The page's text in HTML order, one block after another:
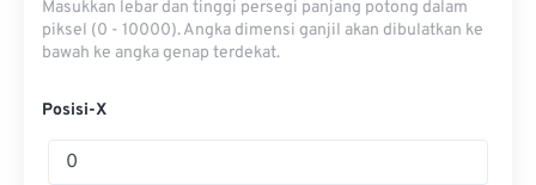
Masukkan lebar dan tinggi persegi panjang potong dalam
piksel (0 - 10000). Angka dimensi ganjil akan dibulatkan ke
bawah ke angka genap terdekat.
Posisi-X